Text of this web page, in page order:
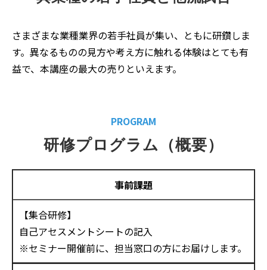
さまざまな業種業界の若手社員が集い、ともに研鑽しま
す。異なるものの見方や考え方に触れる体験はとても有
益で、本講座の最大の売りといえます。
PROGRAM
研修プログラム（概要）
事前課題
【集合研修】
自己アセスメントシートの記入
※セミナー開催前に、担当窓口の方にお届けします。